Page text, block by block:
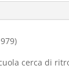
cerca di